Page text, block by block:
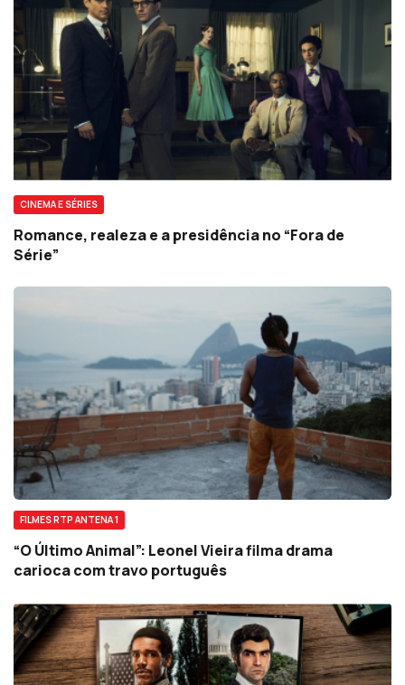
CINEMA E SÉRIES
Romance, realeza e a presidência no “Fora de
Série”
FILMES RTP ANTENA 1
“O Último Animal”: Leonel Vieira filma drama
carioca com travo português